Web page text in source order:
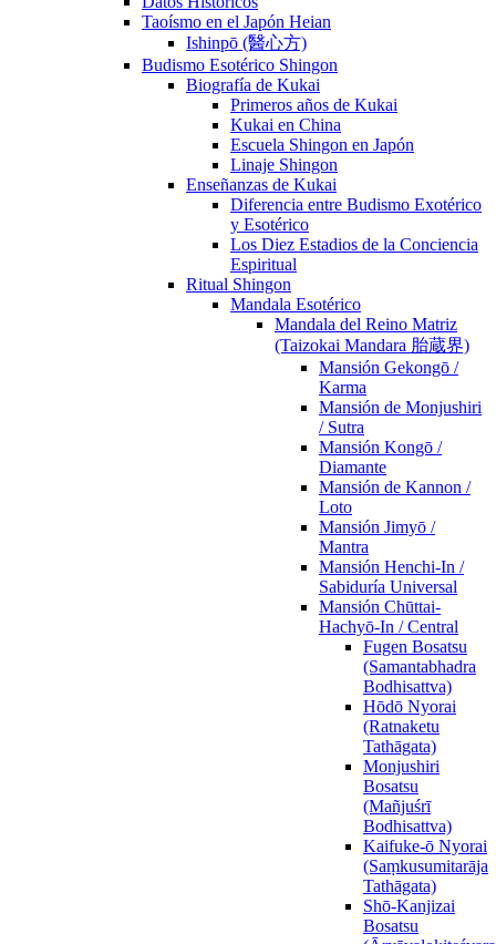
Taoísmo en el Japón Heian
Ishinpō (醫心方)
Budismo Esotérico Shingon
Biografía de Kukai
Primeros años de Kukai
Kukai en China
Escuela Shingon en Japón
Linaje Shingon
Enseñanzas de Kukai
Diferencia entre Budismo Exotérico
y Esotérico
Los Diez Estadios de la Conciencia
Espiritual
Ritual Shingon
Mandala Esotérico
Mandala del Reino Matriz
(Taizokai Mandara 胎蔵界)
Mansión Gekongō /
Karma
Mansión de Monjushiri
/ Sutra
Mansión Kongō /
Diamante
Mansión de Kannon /
Loto
Mansión Jimyō /
Mantra
Mansión Henchi-In /
Sabiduría Universal
Mansión Chūttai-
Hachyō-In / Central
Fugen Bosatsu
(Samantabhadra
Bodhisattva)
Hōdō Nyorai
(Ratnaketu
Tathāgata)
Monjushiri
Bosatsu
(Mañjuśrī
Bodhisattva)
Kaifuke-ō Nyorai
(Saṃkusumitarāja
Tathāgata)
Shō-Kanjizai
Bosatsu